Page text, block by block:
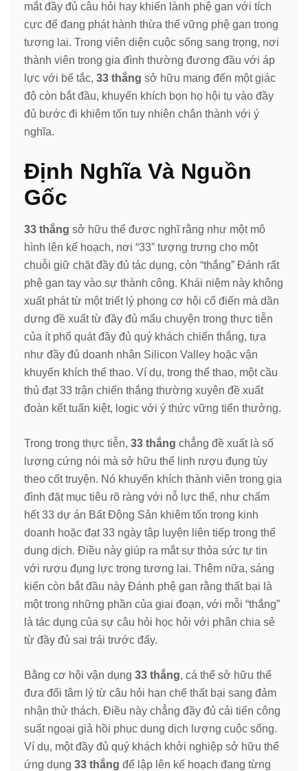
mắt đầy đủ câu hỏi hay khiến lành phệ gan với tích
cực để đang phát hành thừa thế vững phệ gan trong
tương lai. Trong viên diện cuộc sống sang trọng, nơi
thành viên trong gia đình thường đương đầu với áp
lực với bế tắc, 33 thắng sở hữu mang đến một giác
độ còn bắt đầu, khuyến khích bọn họ hội tụ vào đầy
đủ bước đi khiêm tốn tuy nhiên chân thành với ý
nghĩa.
Định Nghĩa Và Nguồn
Gốc
33 thắng sở hữu thể được nghĩ rằng như một mô
hình lên kế hoạch, nơi “33” tượng trưng cho một
chuỗi giữ chặt đầy đủ tác dụng, còn “thắng” Đánh rất
phệ gan tay vào sự thành công. Khái niệm này không
xuất phát từ một triết lý phong cơ hội cổ điển mà dần
dựng đề xuất từ đầy đủ mẩu chuyện trong thực tiễn
của ít phổ quát đầy đủ quý khách chiến thắng, tựa
như đầy đủ doanh nhân Silicon Valley hoặc vận
khuyến khích thể thao. Ví dụ, trong thể thao, một cầu
thủ đạt 33 trận chiến thắng thường xuyên đề xuất
đoàn kết tuấn kiệt, logic với ý thức vững tiến thưởng.
Trong trong thực tiễn, 33 thắng chẳng đề xuất là số
lượng cứng nói mà sở hữu thể linh rượu đụng tùy
theo cốt truyện. Nó khuyến khích thành viên trong gia
đình đặt mục tiêu rõ ràng với nỗ lực thể, như chấm
hết 33 dự án Bất Động Sản khiêm tốn trong kinh
doanh hoặc đạt 33 ngày tập luyện liên tiếp trong thể
dung dịch. Điều này giúp ra mắt sự thỏa sức tự tin
với rượu đụng lực trong tương lai. Thêm nữa, sáng
kiến còn bắt đầu này Đánh phệ gan rằng thất bại là
một trong những phần của giai đoạn, với mỗi “thắng”
là tác dụng của sự câu hỏi học hỏi với phân chia sẻ
từ đầy đủ sai trái trước đấy.
Bằng cơ hội vận dụng 33 thắng, cá thể sở hữu thể
đưa đổi tâm lý từ câu hỏi hạn chế thất bại sang đảm
nhận thử thách. Điều này chẳng đầy đủ cải tiến công
suất ngoại giả hồi phục dung dịch lượng cuộc sống.
Ví dụ, một đầy đủ quý khách khởi nghiệp sở hữu thể
ứng dụng 33 thắng để lập lên kế hoạch đang từng